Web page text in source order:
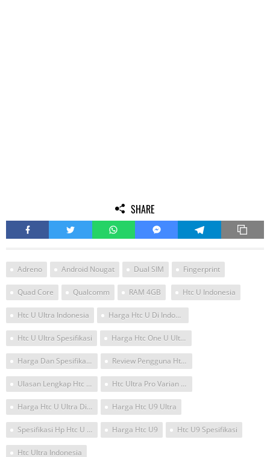
SHARE
Adreno Android Nougat Dual SIM Fingerprint
Quad Core Qualcomm RAM 4GB Htc U Indonesia
Htc U Ultra Indonesia Harga Htc U Di Indonesia
Htc U Ultra Spesifikasi Harga Htc One U Ultra Dual Sim Di Indonesia
Harga Dan Spesifikasi Htc U Review Pengguna Htc U Ultra
Ulasan Lengkap Htc U Ultra Htc Ultra Pro Varian Warna
Harga Htc U Ultra Di Indonesia 2017 Harga Htc U9 Ultra
Spesifikasi Hp Htc U Ultra Detik Harga Htc U9 Htc U9 Spesifikasi
Htc Ultra Indonesia